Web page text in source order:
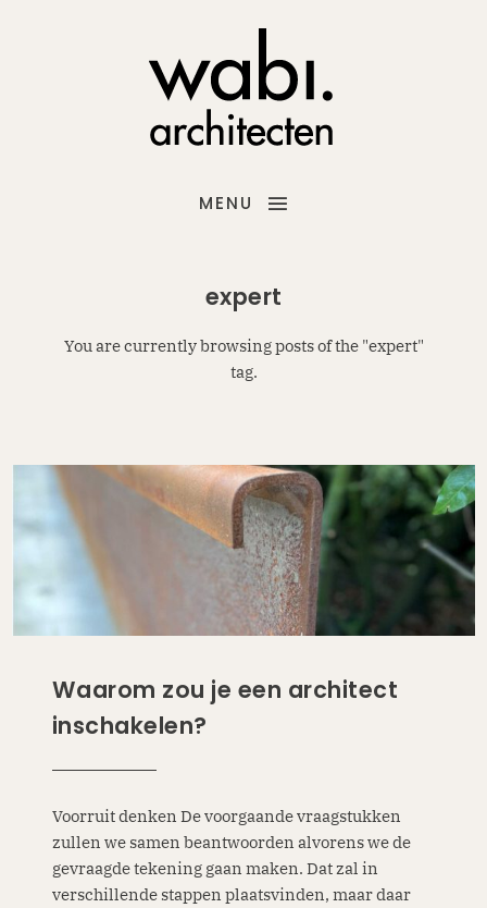
MENU
expert
You are currently browsing posts of the "expert"
tag.
Waarom zou je een architect
inschakelen?
Voorruit denken De voorgaande vraagstukken
zullen we samen beantwoorden alvorens we de
gevraagde tekening gaan maken. Dat zal in
verschillende stappen plaatsvinden, maar daar